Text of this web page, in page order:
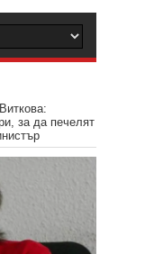
за да печелят